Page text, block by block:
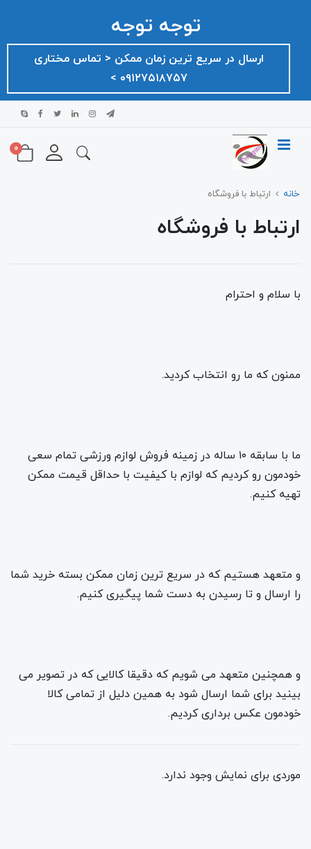
توجه توجه
ارسال در سریع ترین زمان ممکن ‌< تماس مختاری
۰۹۱۲۷۵۱۸۷۵۷ >
0
خانه ارتباط با فروشگاه
ارتباط با فروشگاه
با سلام و احترام
ممنون که ما رو انتخاب کردید.
ما با سابقه ۱۰ ساله در زمینه فروش لوازم ورزشی تمام سعی
خودمون رو کردیم که لوازم با کیفیت با حداقل قیمت ممکن
تهیه کنیم.
و متعهد هستیم که در سریع ترین زمان ممکن بسته خرید شما
را ارسال و تا رسیدن به دست شما پیگیری کنیم.
و همچنین متعهد می شویم که دقیقا کالایی که در تصویر می
بینید برای شما ارسال شود به همین دلیل از تمامی کالا
خودمون عکس برداری کردیم.
موردی برای نمایش وجود ندارد.